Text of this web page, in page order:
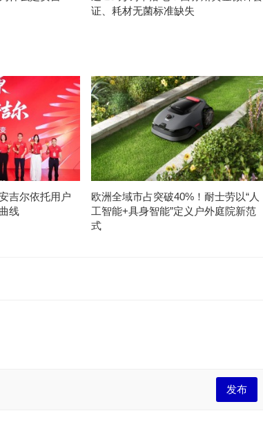
证、耗材无菌标准缺失
吉尔依托用户
线
欧洲全域市占突破40%！耐士劳以“人
工智能+具身智能”定义户外庭院新范
式
发布